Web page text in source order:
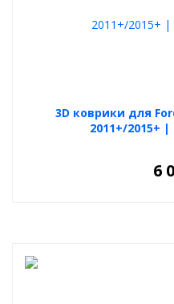
3D коврики для
2011+/2015+ |
6